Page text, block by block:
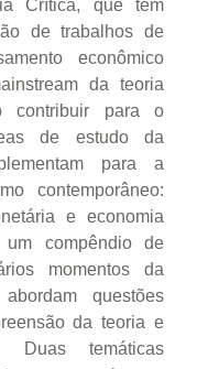
Crítica, que tem
de trabalhos de
econômico
da teoria
contribuir para o
de estudo da
para a
contemporâneo:
e economia
um compêndio de
momentos da
questões
da teoria e
Duas temáticas